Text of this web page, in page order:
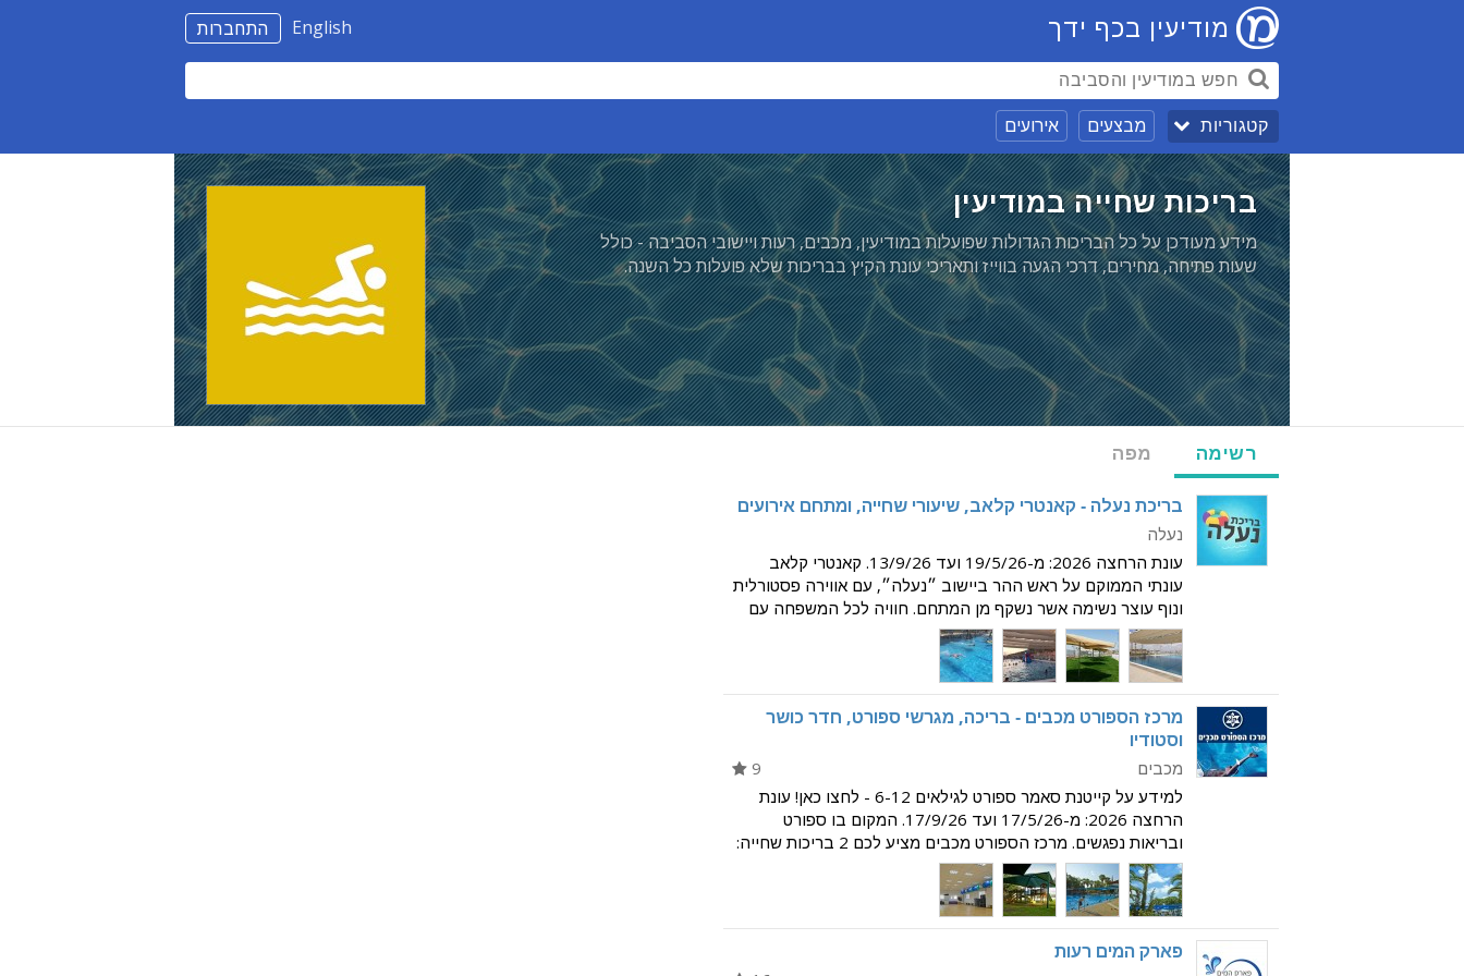
התחברות English מודיעין בכף ידך
קטגוריות מבצעים אירועים
בריכות שחייה במודיעין
מידע מעודכן על כל הבריכות הגדולות שפועלות במודיעין, מכבים, רעות ויישובי הסביבה - כולל
שעות פתיחה, מחירים, דרכי הגעה בווייז ותאריכי עונת הקיץ בבריכות שלא פועלות כל השנה.
רשימה מפה
בריכת נעלה - קאנטרי קלאב, שיעורי שחייה, ומתחם אירועים
נעלה
עונת הרחצה 2026: מ-19/5/26 ועד 13/9/26. קאנטרי קלאב
עונתי הממוקם על ראש ההר ביישוב ״נעלה״, עם אווירה פסטורלית
ונוף עוצר נשימה אשר נשקף מן המתחם. חוויה לכל המשפחה עם
אירועים, הפנינגים, תחרויות ספורט ומגוון אטרקציות. הקאנטרי כולל
שטח מדשאות ע
מרכז הספורט מכבים - בריכה, מגרשי ספורט, חדר כושר
וסטודיו
9
מכבים
למידע על קייטנת סאמר ספורט לגילאים 6-12 - לחצו כאן! עונת
הרחצה 2026: מ-17/5/26 ועד 17/9/26. המקום בו ספורט
ובריאות נפגשים. מרכז הספורט מכבים מציע לכם 2 בריכות שחייה:
למבוגרים ולפעוטות, שבהן מתקיימות מגוון פעילויות במהלך העונה,
כמו חוגי שחיי
פארק המים רעות